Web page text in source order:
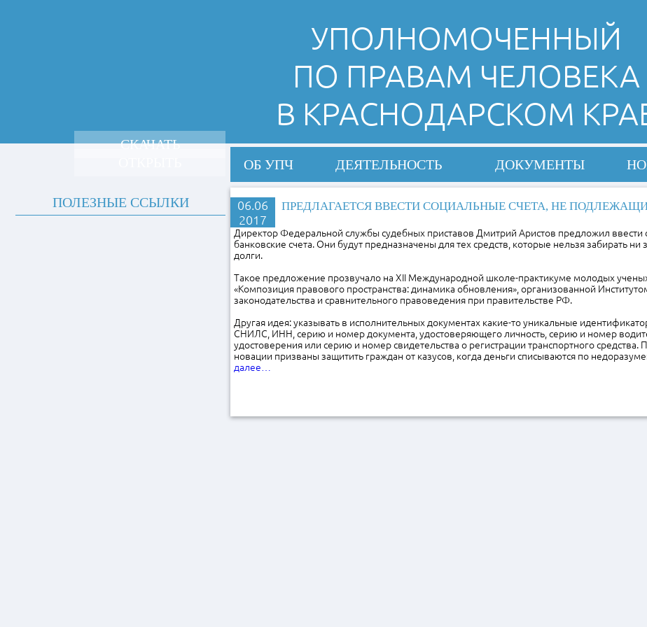
УПОЛНОМОЧЕННЫЙ
ПО ПРАВАМ ЧЕЛОВЕКА
В КРАСНОДАРСКОМ
ОБ УПЧ ДЕЯТЕЛЬНОСТЬ ДОКУМЕНТЫ
06.06
2017
ПРЕДЛАГАЕТСЯ ВВЕСТИ СОЦИАЛЬНЫЕ СЧЕТА, НЕ
Директор Федеральной службы судебных приставов Дмитрий Аристов предложил ввести
банковские счета. Они будут предназначены для тех средств, которые нельзя забирать ни
долги.
Такое предложение прозвучало на XII Международной школе-практикуме молодых
«Композиция правового пространства: динамика обновления», организованной
законодательства и сравнительного правоведения при правительстве РФ.
Другая идея: указывать в исполнительных документах какие-то уникальные
СНИЛС, ИНН, серию и номер документа, удостоверяющего личность, серию и номер
удостоверения или серию и номер свидетельства о регистрации транспортного средства.
новации призваны защитить граждан от казусов, когда деньги списываются по
далее…
СКАЧАТЬ
ПОЛЕЗНЫЕ ССЫЛКИ